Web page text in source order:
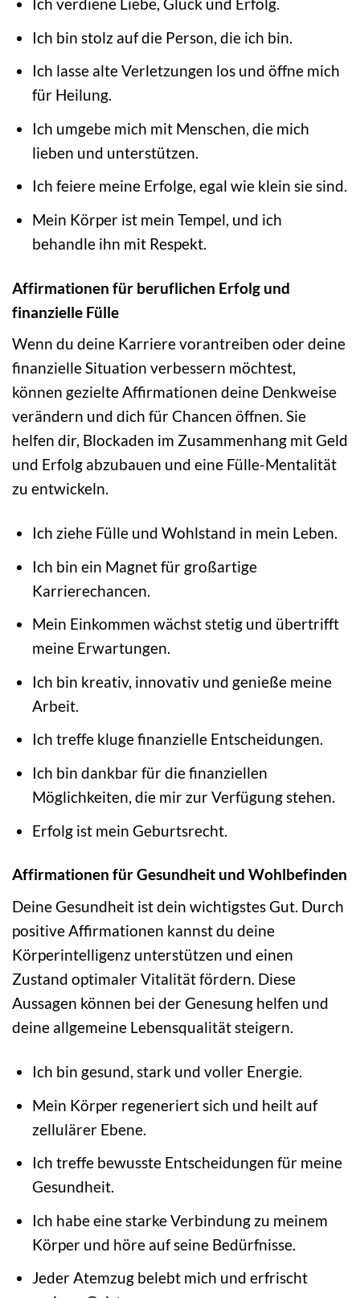
Ich verdiene Liebe, Glück und Erfolg.
Ich bin stolz auf die Person, die ich bin.
Ich lasse alte Verletzungen los und öffne mich
für Heilung.
Ich umgebe mich mit Menschen, die mich
lieben und unterstützen.
Ich feiere meine Erfolge, egal wie klein sie sind.
Mein Körper ist mein Tempel, und ich
behandle ihn mit Respekt.
Affirmationen für beruflichen Erfolg und
finanzielle Fülle
Wenn du deine Karriere vorantreiben oder deine
finanzielle Situation verbessern möchtest,
können gezielte Affirmationen deine Denkweise
verändern und dich für Chancen öffnen. Sie
helfen dir, Blockaden im Zusammenhang mit Geld
und Erfolg abzubauen und eine Fülle-Mentalität
zu entwickeln.
Ich ziehe Fülle und Wohlstand in mein Leben.
Ich bin ein Magnet für großartige
Karrierechancen.
Mein Einkommen wächst stetig und übertrifft
meine Erwartungen.
Ich bin kreativ, innovativ und genieße meine
Arbeit.
Ich treffe kluge finanzielle Entscheidungen.
Ich bin dankbar für die finanziellen
Möglichkeiten, die mir zur Verfügung stehen.
Erfolg ist mein Geburtsrecht.
Affirmationen für Gesundheit und Wohlbefinden
Deine Gesundheit ist dein wichtigstes Gut. Durch
positive Affirmationen kannst du deine
Körperintelligenz unterstützen und einen
Zustand optimaler Vitalität fördern. Diese
Aussagen können bei der Genesung helfen und
deine allgemeine Lebensqualität steigern.
Ich bin gesund, stark und voller Energie.
Mein Körper regeneriert sich und heilt auf
zellulärer Ebene.
Ich treffe bewusste Entscheidungen für meine
Gesundheit.
Ich habe eine starke Verbindung zu meinem
Körper und höre auf seine Bedürfnisse.
Jeder Atemzug belebt mich und erfrischt